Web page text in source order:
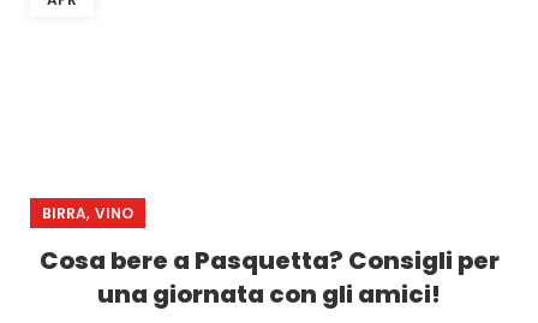
BIRRA, VINO
Cosa bere a Pasquetta? Consigli per
una giornata con gli amici!